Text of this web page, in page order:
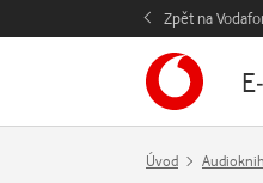
Zpět na
Úvod